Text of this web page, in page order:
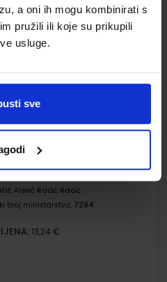
a oni ih mogu kombinirati s
pružili ili koje su prikupili
usluge.
sve
Registarski broj ministarstva:
za osmi razred osnovne
Alesić Racić Racić
broj ministarstva: 7284
13,24 €